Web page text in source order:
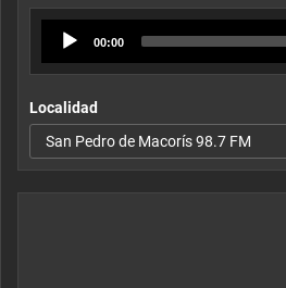
Player
00:00
Localidad
San Pedro de Macorís 98.7 FM